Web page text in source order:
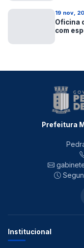
19 nov,
Oficina
com
Prefeitura
Institucional